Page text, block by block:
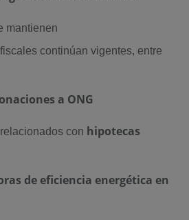
mantienen
continúan vigentes, entre
a ONG
con hipotecas
de eficiencia energética en